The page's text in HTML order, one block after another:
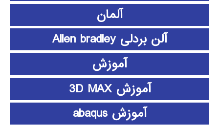
آلمان
آلن بردلی Allen bradley
آموزش
آموزش 3D MAX
آموزش abaqus